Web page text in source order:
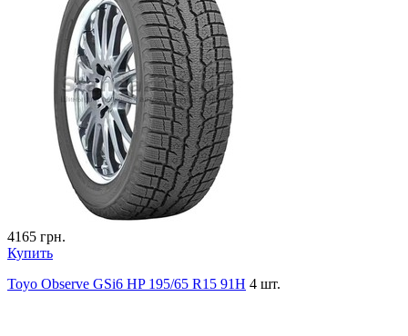
4165 грн.
Купить
Toyo Observe GSi6 HP 195/65 R15 91H 4 шт.